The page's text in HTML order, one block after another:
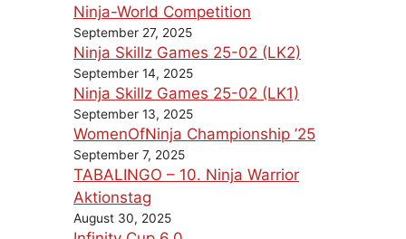
Ninja-World Competition
September 27, 2025
Ninja Skillz Games 25-02 (LK2)
September 14, 2025
Ninja Skillz Games 25-02 (LK1)
September 13, 2025
WomenOfNinja Championship ’25
September 7, 2025
TABALINGO – 10. Ninja Warrior
Aktionstag
August 30, 2025